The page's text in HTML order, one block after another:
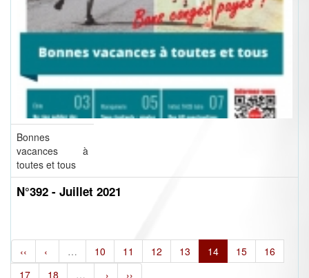
Bonnes
vacances à
toutes et tous
N°392 - Juillet 2021
‹‹ ‹ … 10 11 12 13 14 15
16
17
18 … › ››